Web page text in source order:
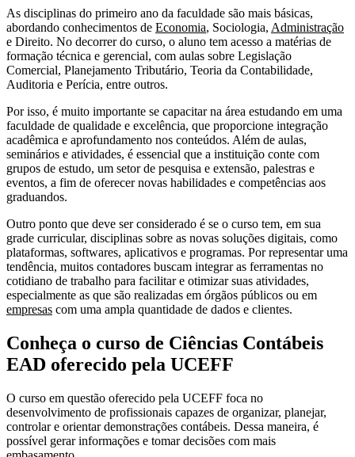
As disciplinas do primeiro ano da faculdade são mais básicas,
abordando conhecimentos de Economia, Sociologia, Administração
e Direito. No decorrer do curso, o aluno tem acesso a matérias de
formação técnica e gerencial, com aulas sobre Legislação
Comercial, Planejamento Tributário, Teoria da Contabilidade,
Auditoria e Perícia, entre outros.
Por isso, é muito importante se capacitar na área estudando em uma
faculdade de qualidade e excelência, que proporcione integração
acadêmica e aprofundamento nos conteúdos. Além de aulas,
seminários e atividades, é essencial que a instituição conte com
grupos de estudo, um setor de pesquisa e extensão, palestras e
eventos, a fim de oferecer novas habilidades e competências aos
graduandos.
Outro ponto que deve ser considerado é se o curso tem, em sua
grade curricular, disciplinas sobre as novas soluções digitais, como
plataformas, softwares, aplicativos e programas. Por representar uma
tendência, muitos contadores buscam integrar as ferramentas no
cotidiano de trabalho para facilitar e otimizar suas atividades,
especialmente as que são realizadas em órgãos públicos ou em
empresas com uma ampla quantidade de dados e clientes.
Conheça o curso de Ciências Contábeis
EAD oferecido pela UCEFF
O curso em questão oferecido pela UCEFF foca no
desenvolvimento de profissionais capazes de organizar, planejar,
controlar e orientar demonstrações contábeis. Dessa maneira, é
possível gerar informações e tomar decisões com mais